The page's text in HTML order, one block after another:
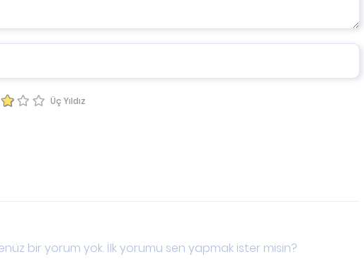
Üç Yıldız
bir yorum yok. İlk yorumu sen yapmak ister misin?